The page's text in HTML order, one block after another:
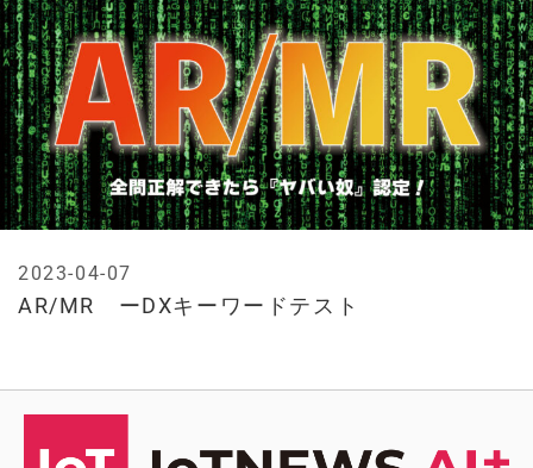
AR/MR ーDXキーワードテスト
2023-04-07